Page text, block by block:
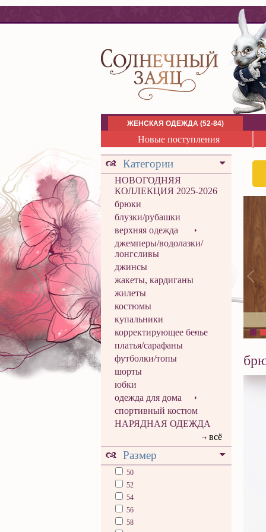
ЖЕНСКАЯ ОДЕЖДА (52-84)
Новые поступления
Категории
НОВОГОДНЯЯ
КОЛЛЕКЦИЯ 2025-2026
брюки
блузки/рубашки
верхняя одежда
джемперы/водолазки/
лонгсливы
джинсы
жакеты, кардиганы
жилеты
костюмы
купальники
корректирующее белье
платья/сарафаны
футболки/топы
шорты
юбки
одежда для дома
спортивный костюм
НАРЯДНАЯ ОДЕЖДА
всё
Размер
50
52
54
56
58